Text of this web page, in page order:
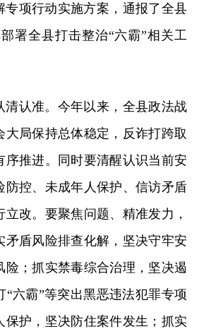
项行动实施方案，通报了全县
署全县打击整治“六霸”相关工
认准。今年以来，全县政法战
局保持总体稳定，反诈打跨取
推进。同时要清醒认识当前安
控、未成年人保护、信访矛盾
改。要聚焦问题、精准发力，
盾风险排查化解，坚决守牢安
；抓实禁毒综合治理，坚决遏
六霸”等突出黑恶违法犯罪专项
护，坚决防住案件发生；抓实